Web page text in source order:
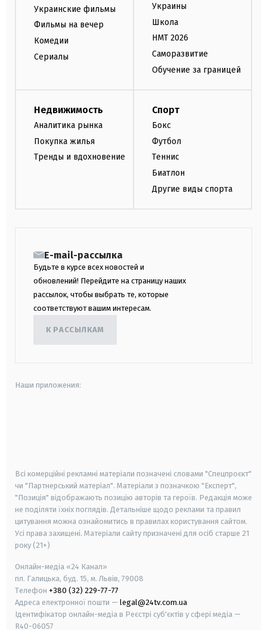
Украинские фильмы
Фильмы на вечер
Комедии
Сериалы
Украины
Школа
НМТ 2026
Саморазвитие
Обучение за границей
Недвижимость
Аналитика рынка
Покупка жилья
Тренды и вдохновение
Спорт
Бокс
Футбол
Теннис
Биатлон
Другие виды спорта
E-mail-рассылка
Будьте в курсе всех новостей и
обновлений! Перейдите на страницу наших
рассылок, чтобы выбрать те, которые
соответствуют вашим интересам.
К РАССЫЛКАМ
Наши приложения:
Всі комерційні рекламні матеріали позначені словами "Спецпроєкт"
чи "Партнерський матеріал". Матеріали з позначкою "Експерт",
"Позиція" відображають позицію авторів та героїв. Редакція може
не поділяти їхніх поглядів. Детальніше щодо реклами та правил
цитування можна ознайомитись в правилах користування сайтом.
Усі права захищені. Матеріали сайту призначені для осіб старше 21
року (21+)
Онлайн-медіа «24 Канал»
пл. Галицька, буд. 15, м. Львів, 79008
Телефон +380 (32) 229-77-77
Адреса електронної пошти — legal@24tv.com.ua
Ідентифікатор онлайн-медіа в Реєстрі суб'єктів у сфері медіа —
R40-06057